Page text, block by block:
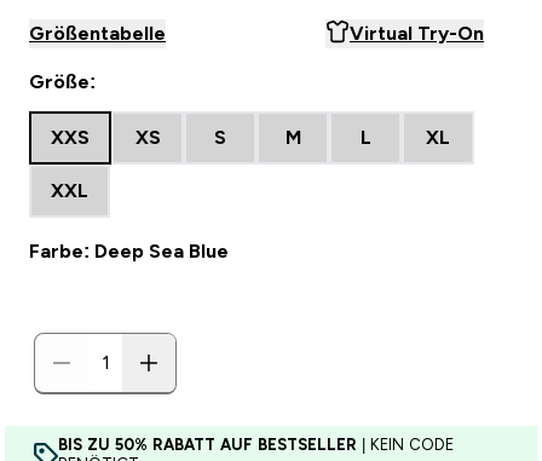
Größentabelle Virtual Try-On
Größe:
XXS XS S M L XL
XXL
Farbe: Deep Sea Blue
BIS ZU 50% RABATT AUF BESTSELLER | KEIN CODE